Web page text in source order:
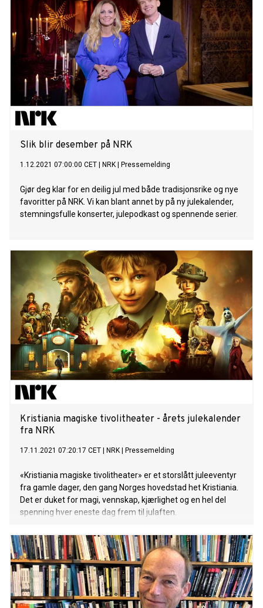
Slik blir desember på NRK
1.12.2021 07:00:00 CET NRK Pressemelding
Gjør deg klar for en deilig jul med både tradisjonsrike og nye
favoritter på NRK. Vi kan blant annet by på ny julekalender,
stemningsfulle konserter, julepodkast og spennende serier.
Kristiania magiske tivolitheater - årets julekalender
fra NRK
17.11.2021 07:20:17 CET NRK Pressemelding
«Kristiania magiske tivolitheater» er et storslått juleeventyr
fra gamle dager, den gang Norges hovedstad het Kristiania.
Det er duket for magi, vennskap, kjærlighet og en hel del
spenning hver eneste dag frem til julaften.